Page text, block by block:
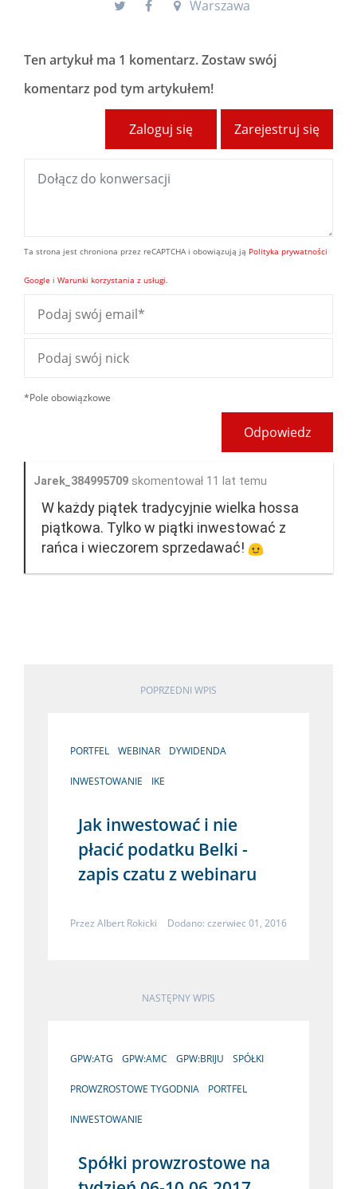
Warszawa
Ten artykuł ma 1 komentarz. Zostaw swój
komentarz pod tym artykułem!
Zarejestruj się
Zaloguj się
Ta strona jest chroniona przez reCAPTCHA i obowiązują ją Polityka prywatności
Google i Warunki korzystania z usługi.
*Pole obowiązkowe
Odpowiedz
Jarek_384995709 skomentował 11 lat temu
W każdy piątek tradycyjnie wielka hossa
piątkowa. Tylko w piątki inwestować z
rańca i wieczorem sprzedawać!
POPRZEDNI WPIS
PORTFEL WEBINAR DYWIDENDA
INWESTOWANIE IKE
Jak inwestować i nie
płacić podatku Belki -
zapis czatu z webinaru
Przez Albert Rokicki Dodano: czerwiec 01, 2016
NASTĘPNY WPIS
GPW:ATG GPW:AMC GPW:BRIJU SPÓŁKI
PROWZROSTOWE TYGODNIA PORTFEL
INWESTOWANIE
Spółki prowzrostowe na